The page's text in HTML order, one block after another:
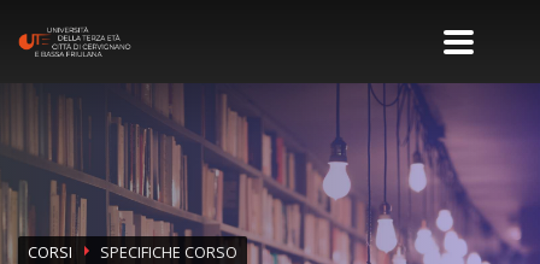
CORSI SPECIFICHE CORSO